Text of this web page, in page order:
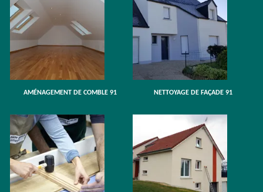
AMÉNAGEMENT DE COMBLE 91 NETTOYAGE DE FAÇADE 91